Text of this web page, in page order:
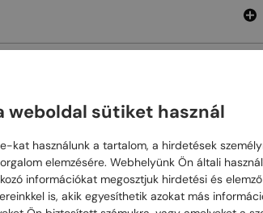
72 48/72
weboldal sütiket használ
kat használunk a tartalom, a hirdetések
elemzésére. Webhelyünk Ön általi
információkat megosztjuk hirdetési és elemző
is, akik egyesíthetik azokat más